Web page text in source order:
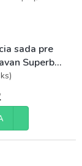
sada pre
Superb